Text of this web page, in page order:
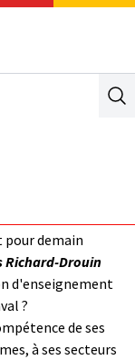
demain
Richard-Drouin
d'enseignement
?
de ses
à ses secteurs